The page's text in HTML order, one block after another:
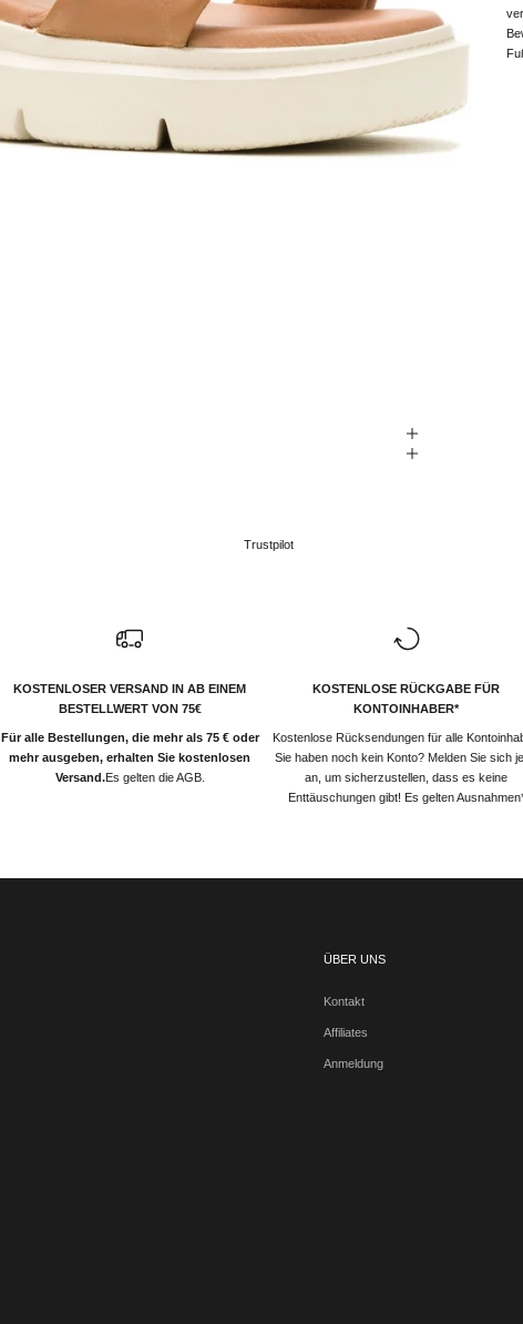
Trustpilot
KOSTENLOSER VERSAND IN AB EINEM
BESTELLWERT VON 75€
Für alle Bestellungen, die mehr als 75 € oder
mehr ausgeben, erhalten Sie kostenlosen
Versand.Es gelten die AGB.
KOSTENLOSE RÜCKGABE FÜR
KONTOINHABER*
Kostenlose Rücksendungen für alle
Sie haben noch kein Konto? Melden Sie sich
an, um sicherzustellen, dass es keine
Enttäuschungen gibt! Es gelten
ÜBER UNS
Kontakt
Affiliates
Anmeldung